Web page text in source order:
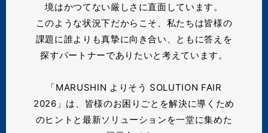
境はかつてない厳しさに直面しています。
このような状況下だからこそ、私たちは皆様の
課題に誰よりも真摯に向き合い、ともに答えを
探すパートナーでありたいと考えています。
「MARUSHIN よりそう SOLUTION FAIR
2026」は、皆様のお困りごとを解決に導くため
のヒントと最新ソリューションを一堂に集めた